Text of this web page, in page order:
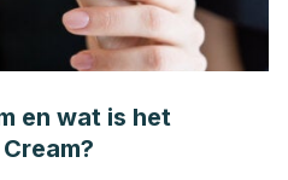
en wat is het